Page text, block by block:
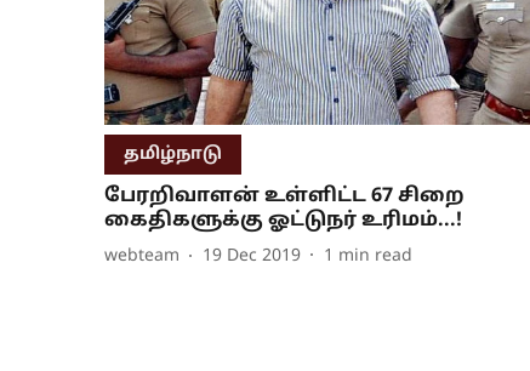
தமிழ்நாடு
பேரறிவாளன் உள்ளிட்ட 67 சிறை
கைதிகளுக்கு ஓட்டுநர் உரிமம்...!
webteam 19 Dec 2019 1 min read